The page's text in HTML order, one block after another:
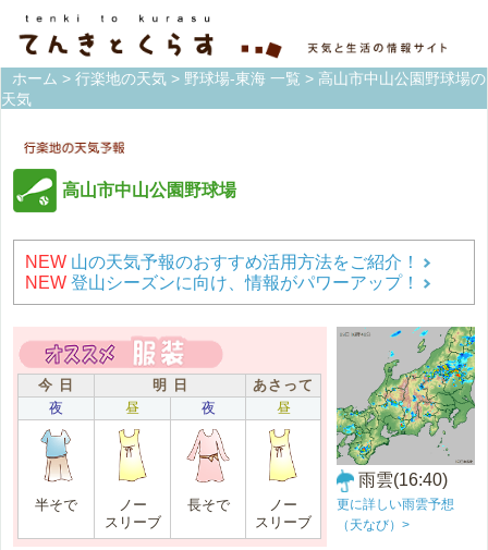
ホーム > 行楽地の天気 > 野球場-東海 一覧 > 高山市中山公園野球場の
天気
高山市中山公園野球場
NEW 山の天気予報のおすすめ活用方法をご紹介！
NEW 登山シーズンに向け、情報がパワーアップ！
今 日 明 日
あさって
夜
昼 夜 昼
半そで
ノー
スリーブ
長そで
ノー
スリーブ
雨雲(16:40)
更に詳しい雨雲予想
（天なび）>